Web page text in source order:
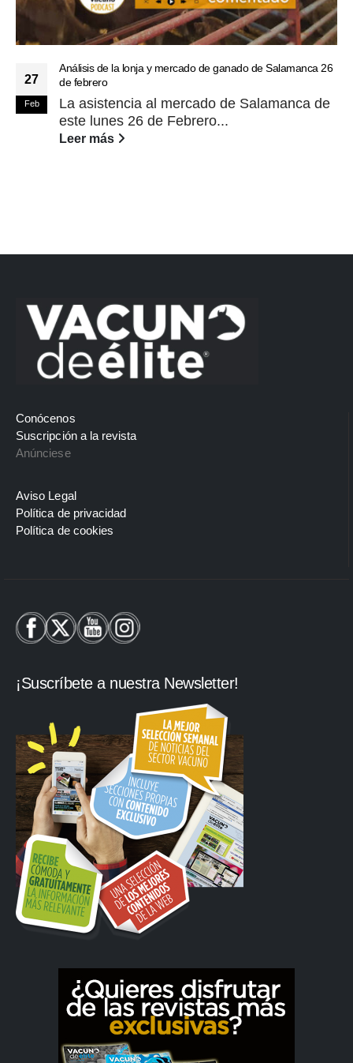
27
Feb
Análisis de la lonja y mercado de ganado de Salamanca 26
de febrero
La asistencia al mercado de Salamanca de
este lunes 26 de Febrero...
Leer más
Conócenos
Suscripción a la revista
Anúnciese
Aviso Legal
Política de privacidad
Política de cookies
¡Suscríbete a nuestra Newsletter!